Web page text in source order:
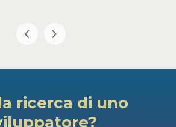
ricerca di uno